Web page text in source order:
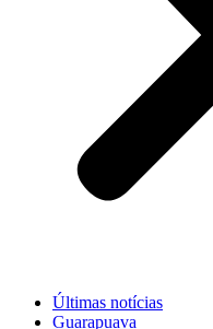
Últimas notícias
Guarapuava